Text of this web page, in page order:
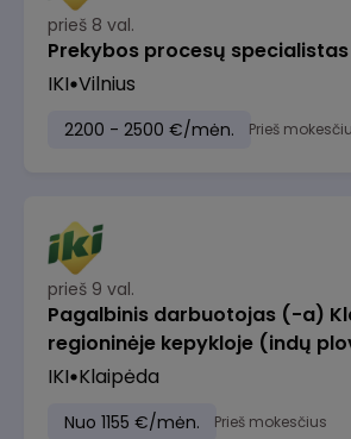
prieš 8 val.
Prekybos procesų
IKI Vilnius
2200 - 2500 €/mėn. Prieš
prieš 9 val.
Pagalbinis darbuotojas (-a)
regioninėje kepykloje (indų
IKI Klaipėda
Nuo 1155 €/mėn. Prieš mokesčius